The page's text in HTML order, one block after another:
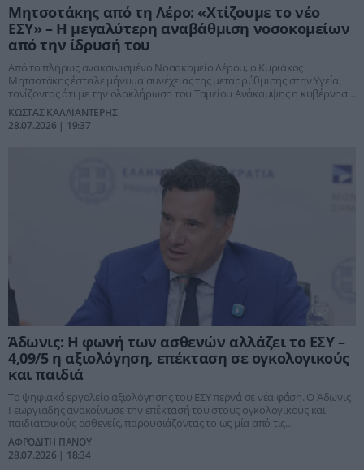
Μητσοτάκης από τη Λέρο: «Χτίζουμε το νέο
ΕΣΥ» – Η μεγαλύτερη αναβάθμιση νοσοκομείων
από την ίδρυσή του
Από το πλήρως ανακαινισμένο Νοσοκομείο Λέρου, ο Κυριάκος
Μητσοτάκης έστειλε μήνυμα συνέχειας της μεταρρύθμισης στην Υγεία,
τονίζοντας ότι με την ολοκλήρωση του Ταμείου Ανάκαμψης η κυβέρνηση
θα έχει υλοποιήσει τη μεγαλύτερη παρέμβαση στις υποδομές του
Εθνικού Συστήματος Υγείας από τη σύστασή του. Δίπλα του ο υπουργός
Υγείας Άδωνις Γεωργιάδης, ο οποίος επιβλέπει το μεγαλύτερο πρόγραμμα
ΚΩΣΤΑΣ ΚΑΛΛΙΑΝΤΕΡΗΣ
28.07.2026 | 19:37
Άδωνις: Η φωνή των ασθενών αλλάζει το ΕΣΥ –
4,09/5 η αξιολόγηση, επέκταση σε ογκολογικούς
και παιδιά
Το ψηφιακό εργαλείο αξιολόγησης του ΕΣΥ περνά σε νέα φάση. Ο Άδωνις
Γεωργιάδης ανακοίνωσε την επέκτασή του στους ογκολογικούς και
παιδιατρικούς ασθενείς, παρουσιάζοντας το ως μία από τις
σημαντικότερες μεταρρυθμίσεις της δημόσιας υγείας. Ήδη εφαρμόζεται
σε 114 νοσοκομεία και 706 κλινικές, ενώ οι ίδιοι οι πολίτες βαθμολογούν
τις υπηρεσίες του ΕΣΥ με μέσο όρο 4,09 στα 5.
ΑΦΡΟΔΙΤΗ ΠΑΝΟΥ
28.07.2026 | 18:34